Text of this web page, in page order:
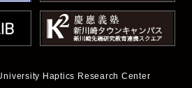
Haptics Research Center